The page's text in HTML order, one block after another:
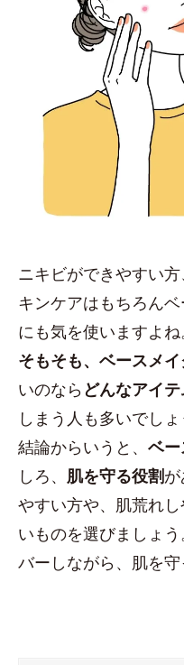
ニキビができやすい
キンケアはもちろん
にも気を使いますよね
そもそも、ベースメ
いのなら どんなアイ
しまう人も多いでしょ
結論からいうと、 ベー
しろ、 肌を守る役割
やすい方や、肌荒れ
いものを選びましょ
バーしながら、肌を守